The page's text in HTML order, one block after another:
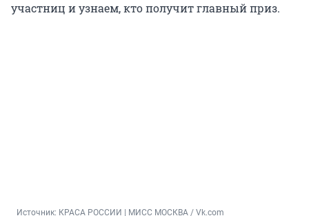
участниц и узнаем, кто получит главный приз.
Источник: КРАСА РОССИИ | МИСС МОСКВА / Vk.com